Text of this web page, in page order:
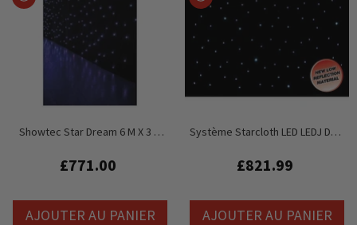
Showtec Star Dream 6 M X 3 M
£771.00
AJOUTER AU PANIER
Système Starcloth LED LEDJ DMX
£821.99
AJOUTER AU PANIER